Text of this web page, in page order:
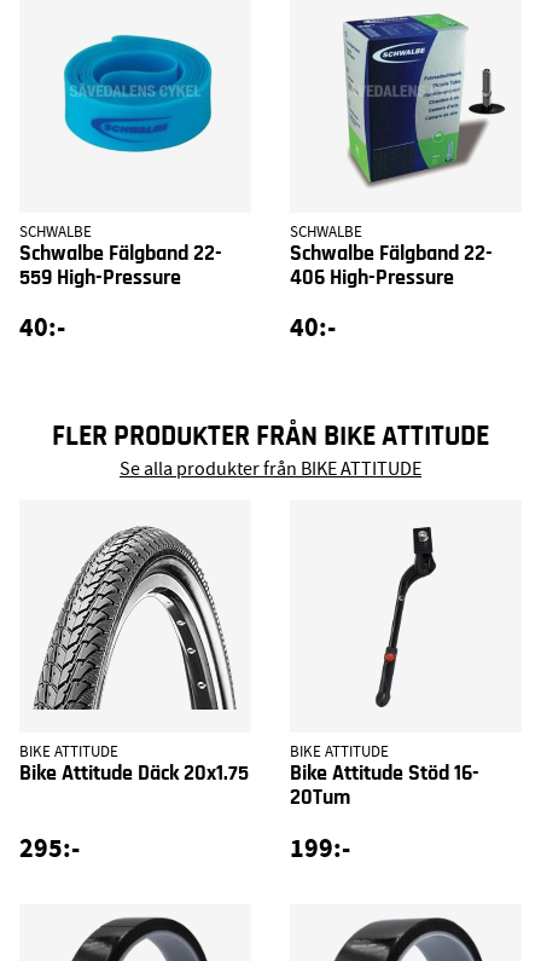
SCHWALBE
Schwalbe Fälgband 22-
559 High-Pressure
40:-
SCHWALBE
Schwalbe Fälgband 22-
406 High-Pressure
40:-
FLER PRODUKTER FRÅN BIKE ATTITUDE
Se alla produkter från BIKE ATTITUDE
BIKE ATTITUDE
Bike Attitude Däck 20x1.75
295:-
BIKE ATTITUDE
Bike Attitude Stöd 16-
20Tum
199:-